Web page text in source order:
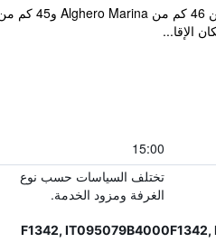
الإقا...
15:00
تختلف السياسات حسب نوع
الغرفة ومزود الخدمة.